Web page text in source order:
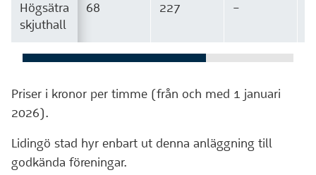
Högsätra
skjuthall
68 227 –
Priser i kronor per timme (från och med 1 januari
2026).
Lidingö stad hyr enbart ut denna anläggning till
godkända föreningar.